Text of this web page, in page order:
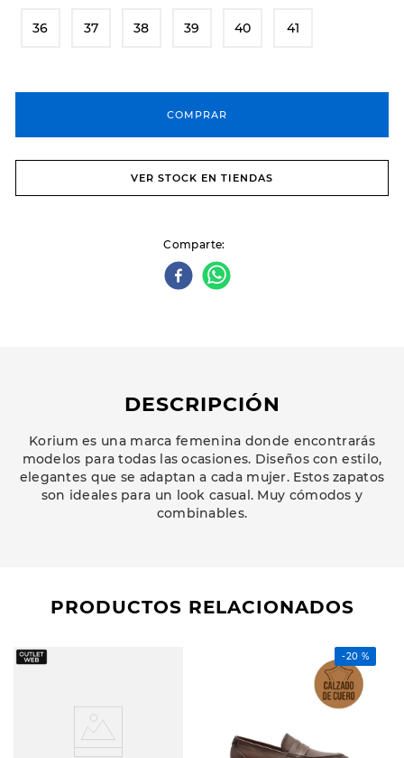
36 37 38 39 40 41
COMPRAR
VER STOCK EN TIENDAS
Comparte
DESCRIPCIÓN
Korium es una marca femenina donde encontrarás
modelos para todas las ocasiones. Diseños con estilo,
elegantes que se adaptan a cada mujer. Estos zapatos
son ideales para un look casual. Muy cómodos y
combinables.
PRODUCTOS RELACIONADOS
-20 %